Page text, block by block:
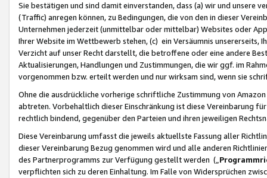
Sie bestätigen und sind damit einverstanden, dass (a) wir und
(Traffic) anregen können, zu Bedingungen, die von den in dieser
Unternehmen jederzeit (unmittelbar oder mittelbar) Websites oder
Ihrer Website im Wettbewerb stehen, (c) ein Versäumnis unsererseits,
Verzicht auf unser Recht darstellt, die betroffene oder eine andere
Aktualisierungen, Handlungen und Zustimmungen, die wir ggf. im
vorgenommen bzw. erteilt werden und nur wirksam sind, wenn sie
Ohne die ausdrückliche vorherige schriftliche Zustimmung von
abtreten. Vorbehaltlich dieser Einschränkung ist diese Vereinbarung
rechtlich bindend, gegenüber den Parteien und ihren jeweiligen
Diese Vereinbarung umfasst die jeweils aktuellste Fassung aller
dieser Vereinbarung Bezug genommen wird und alle anderen
des Partnerprogramms zur Verfügung gestellt werden („
verpflichten sich zu deren Einhaltung. Im Falle von Widersprüchen